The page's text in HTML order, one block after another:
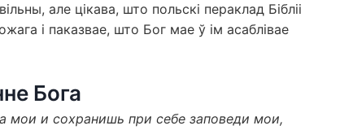
але цікава, што польскі пераклад Бібліі
і паказвае, што Бог мае ў ім асаблівае
Бога
и сохранишь при себе заповеди мои,